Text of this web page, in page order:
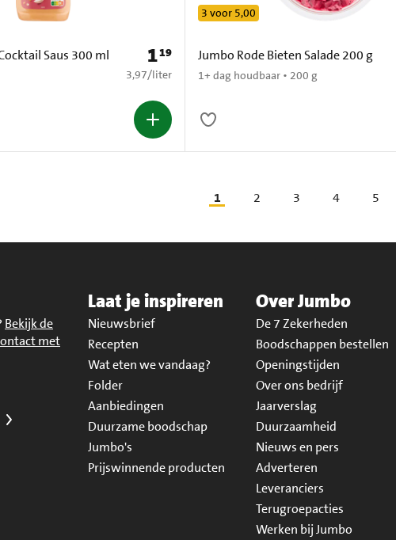
Saus 300 ml Prijs: € 1,19
119
€ 3,97 per liter
3,97/liter
Jumbo Rode Bieten Salade 200 g
1+ dag houdbaar • 200 g
3 voor 5,00
1 2 3 4 5
Bekijk de
met
Laat je inspireren
Nieuwsbrief
Recepten
Wat eten we vandaag?
Folder
Aanbiedingen
Duurzame boodschap
Jumbo's
Prijswinnende producten
Over Jumbo
De 7 Zekerheden
Boodschappen bestellen
Openingstijden
Over ons bedrijf
Jaarverslag
Duurzaamheid
Nieuws en pers
Adverteren
Leveranciers
Terugroepacties
Werken bij Jumbo